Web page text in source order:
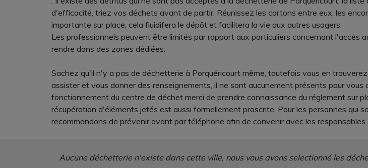
d'efficacité, triez vos déchets avant de partir. Réunissez les cartons entre eux, les
importante sur place, cela fluidifera le dépôt et facilitera la vie aux autres usagers.
Les professionnels peuvent être limités par rapport aux particuliers concernant l'accès
rendre dans des zones dédiées.
Sachez qu'il n'y a pas de déchetterie à Porquéricourt même, toutefois vous en
assister et vous donner des renseignements, il ne sont aucunement présents pour
fonctionnement du centre de déchet merci de prendre connaissance du réglement sur
récupération d'éléments jetés est aussi formellement proscrite. Pour les personnes qui
recommandons de prévenir avant par téléphone afin de convenir avec les
Aucune déchetterie n'existe dans cette ville, nous vous avons selectionné les